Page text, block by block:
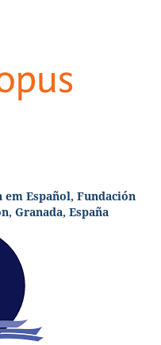
em Español, Fundación
Granada, España